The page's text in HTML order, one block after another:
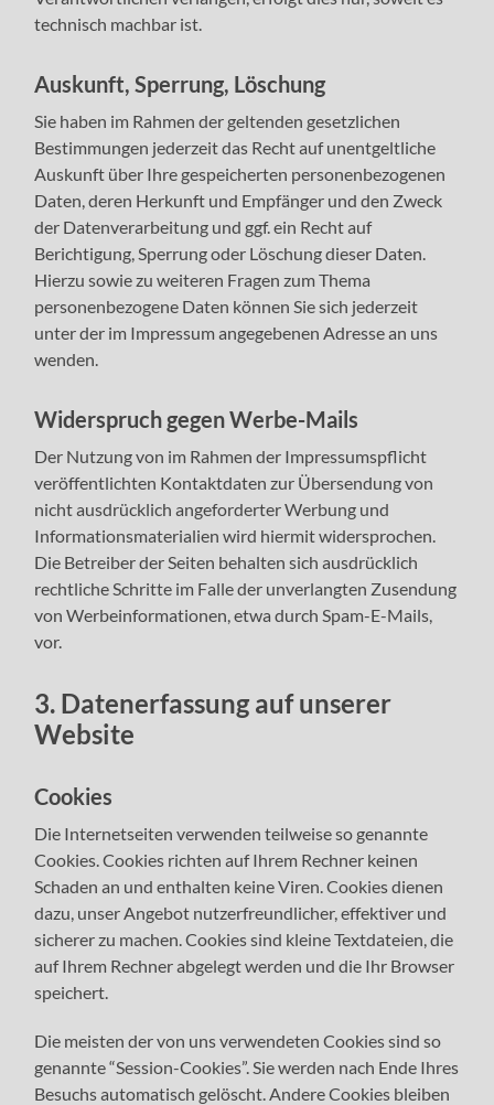
technisch machbar ist.
Auskunft, Sperrung, Löschung
Sie haben im Rahmen der geltenden gesetzlichen
Bestimmungen jederzeit das Recht auf unentgeltliche
Auskunft über Ihre gespeicherten personenbezogenen
Daten, deren Herkunft und Empfänger und den Zweck
der Datenverarbeitung und ggf. ein Recht auf
Berichtigung, Sperrung oder Löschung dieser Daten.
Hierzu sowie zu weiteren Fragen zum Thema
personenbezogene Daten können Sie sich jederzeit
unter der im Impressum angegebenen Adresse an uns
wenden.
Widerspruch gegen Werbe-Mails
Der Nutzung von im Rahmen der Impressumspflicht
veröffentlichten Kontaktdaten zur Übersendung von
nicht ausdrücklich angeforderter Werbung und
Informationsmaterialien wird hiermit widersprochen.
Die Betreiber der Seiten behalten sich ausdrücklich
rechtliche Schritte im Falle der unverlangten Zusendung
von Werbeinformationen, etwa durch Spam-E-Mails,
vor.
3. Datenerfassung auf unserer
Website
Cookies
Die Internetseiten verwenden teilweise so genannte
Cookies. Cookies richten auf Ihrem Rechner keinen
Schaden an und enthalten keine Viren. Cookies dienen
dazu, unser Angebot nutzerfreundlicher, effektiver und
sicherer zu machen. Cookies sind kleine Textdateien, die
auf Ihrem Rechner abgelegt werden und die Ihr Browser
speichert.
Die meisten der von uns verwendeten Cookies sind so
genannte “Session-Cookies”. Sie werden nach Ende Ihres
Besuchs automatisch gelöscht. Andere Cookies bleiben